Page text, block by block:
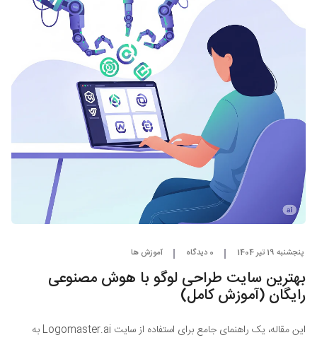
پنجشنبه 19 تیر 1404 0 دیدگاه آموزش ها
بهترین سایت طراحی لوگو با هوش مصنوعی
رایگان (آموزش کامل)
این مقاله، یک راهنمای جامع برای استفاده از سایت Logomaster.ai به